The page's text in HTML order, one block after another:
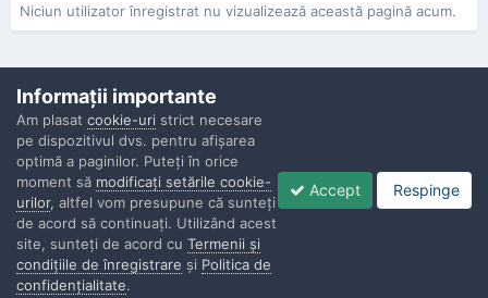
Niciun utilizator înregistrat nu vizualizează această pagină acum.
Confidenţialitate Contactaţi-ne
Copyright © Politisti.ro, 2010 - 2026
Powered by Invision Community
Informaţii importante
Am plasat cookie-uri strict necesare
pe dispozitivul dvs. pentru afişarea
optimă a paginilor. Puteţi în orice
moment să modificaţi setările cookie-
urilor, altfel vom presupune că sunteţi
de acord să continuaţi. Utilizând acest
site, sunteţi de acord cu Termenii şi
condiţiile de înregistrare şi Politica de
confidenţialitate.
Accept Respinge